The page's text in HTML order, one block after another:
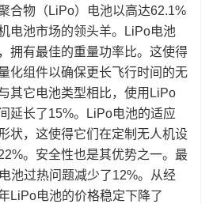
合物（LiPo）电池以高达62.1%
电池市场的领头羊。LiPo电池
拥有最佳的重量功率比。这使得
化组件以确保更长飞行时间的无
其它电池类型相比，使用LiPo
延长了15%。LiPo电池的适应
状，这使得它们在定制无人机设
。安全性也是其优势之一。最
池过热问题减少了12%。从经
LiPo电池的价格稳定下降了